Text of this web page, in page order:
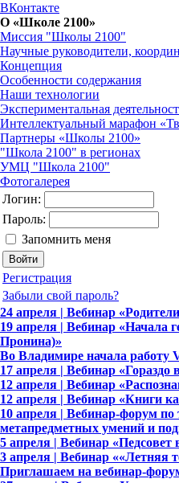
ВКонтакте
О «Школе 2100»
Миссия "Школы 2100"
Научные руководители,
Концепция
Особенности содержания
Наши технологии
Экспериментальная
Интеллектуальный марафон
Партнеры «Школы 2100»
"Школа 2100" в регионах
УМЦ "Школа 2100"
Фотогалерея
Логин:
Пароль:
Запомнить меня
Регистрация
Забыли свой пароль?
24 апреля | Вебинар
19 апреля | Вебинар «Начала
Пронина)»
Во Владимире начала работу
17 апреля | Вебинар
12 апреля | Вебинар
12 апреля | Вебинар «Книги
10 апреля | Вебинар-форум
метапредметных умений и
5 апреля | Вебинар
3 апреля | Вебинар ««Летняя
Приглашаем на вебинар-